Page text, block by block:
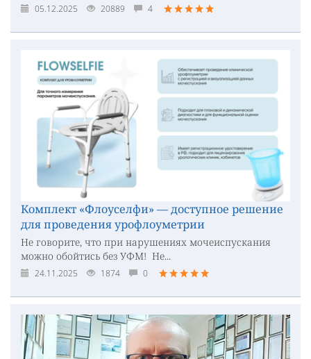
05.12.2025 20889 4
Комплект «Флоуселфи» — доступное решение
для проведения урофлоуметрии
Не говорите, что при нарушениях мочеиспускания
можно обойтись без УФМ! Не...
24.11.2025 1874 0